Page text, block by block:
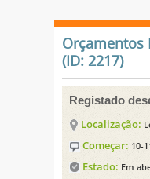
Orçamentos
(ID: 2217)
Registado
Localização:
Começar: 10-
Estado: Em